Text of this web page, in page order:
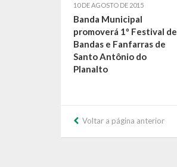
10 DE AGOSTO DE 2015
Banda Municipal
promoverá 1º Festival de
Bandas e Fanfarras de
Santo Antônio do
Planalto
Voltar a página anterior